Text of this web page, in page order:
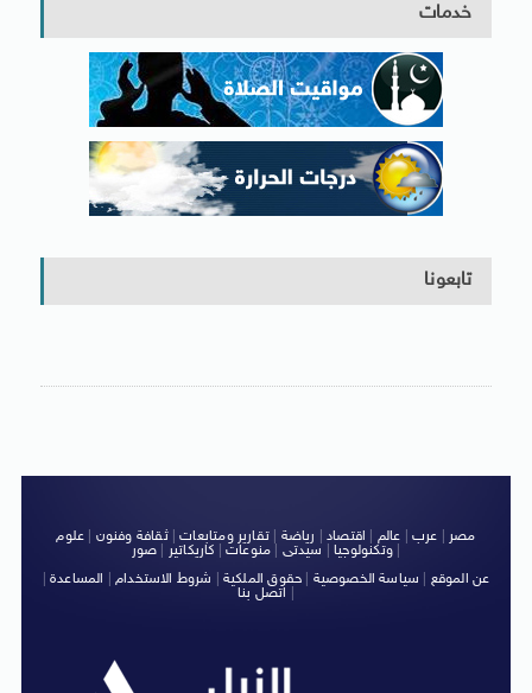
خدمات
تابعونا
مصر عرب عالم اقتصاد رياضة |تقارير ومتابعات|ثقافة وفنون
علوم
وتكنولوجيا| سيدتى منوعات كاريكاتير صور
|
عن الموقع
سياسة الخصوصية حقوق الملكية شروط الاستخدام| المساعدة|
اتصل بنا